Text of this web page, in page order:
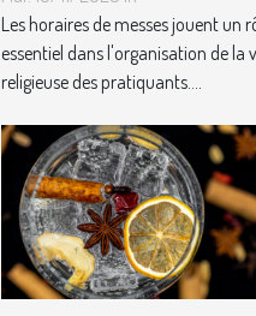
Les horaires de messes jouent un
essentiel dans l'organisation de la
religieuse des pratiquants....